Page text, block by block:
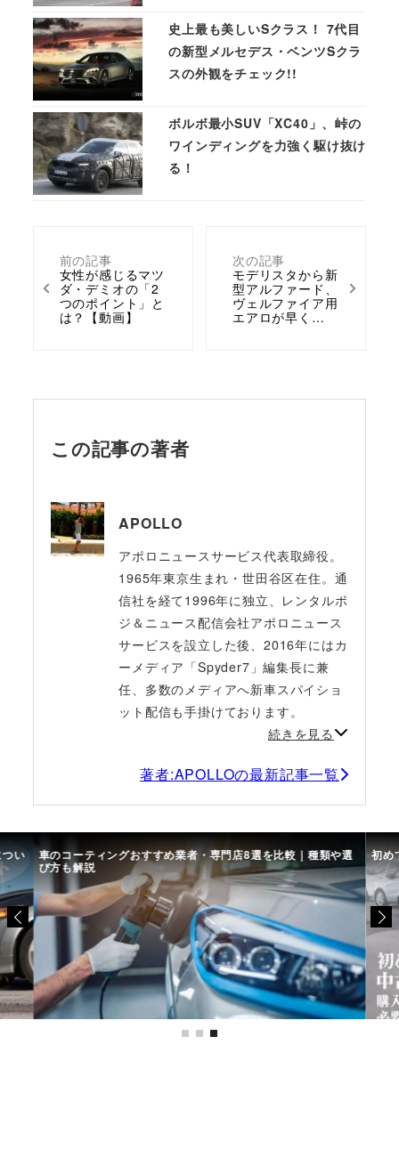
前の記事
女性が感じるマツ
ダ・デミオの「2
つのポイント」と
は？【動画】
次の記事
モデリスタから新
型アルファード、
ヴェルファイア用
エアロが早く…
史上最も美しいSクラス！ 7代目
の新型メルセデス・ベンツSクラ
スの外観をチェック!!
ボルボ最小SUV「XC40」、峠の
ワインディングを力強く駆け抜け
る！
この記事の著者
APOLLO
アポロニュースサービス代表取締役。
1965年東京生まれ・世田谷区在住。通
信社を経て1996年に独立、レンタルポ
ジ＆ニュース配信会社アポロニュース
サービスを設立した後、2016年にはカ
ーメディア「Spyder7」編集長に兼
任、多数のメディアへ新車スパイショ
ット配信も手掛けております。
続きを見る
著者:APOLLOの最新記事一覧
い 車のコーティングおすすめ業者・専門店8選を比較｜種類や選
び方も解説
初め